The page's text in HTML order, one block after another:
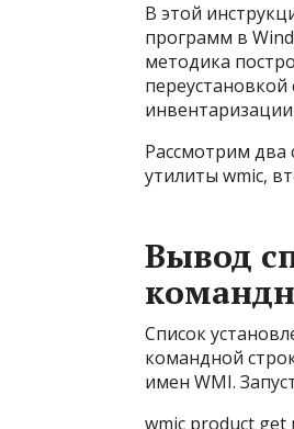
В этой
программ в
методика
Рассмотрим два
утилиты wmic,
Вывод
Список
командной
имен WMI.
wmic product get